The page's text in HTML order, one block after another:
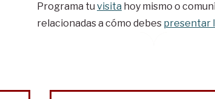
Programa tu visita hoy mismo o
relacionadas a cómo debes presentar